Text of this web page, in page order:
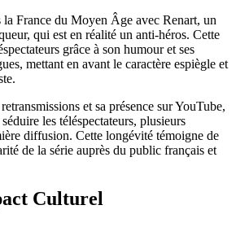
la France du Moyen Âge avec Renart, un
qui est en réalité un anti-héros. Cette
grâce à son humour et ses
mettant en avant le caractère espiègle et
et sa présence sur YouTube,
les téléspectateurs, plusieurs
diffusion. Cette longévité témoigne de
de la série auprès du public français et
Culturel